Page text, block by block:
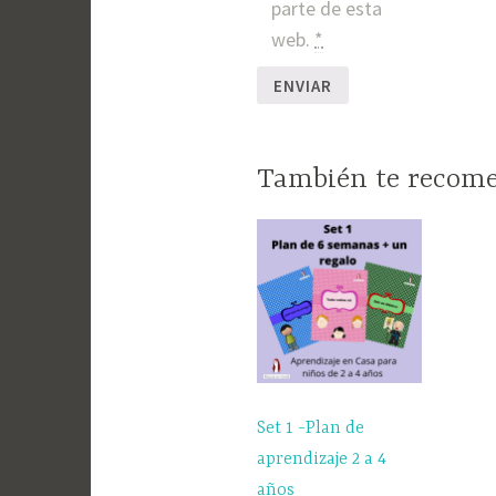
parte de esta
web. *
También te
Set 1 -Plan de
aprendizaje 2 a 4
años